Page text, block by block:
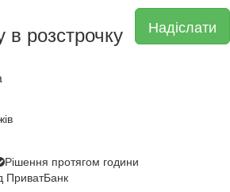
Надіслати
в розстрочку
Рішення протягом години
ПриватБанк